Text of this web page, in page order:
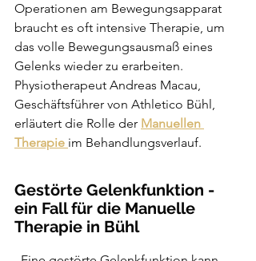
Operationen am Bewegungsapparat
braucht es oft intensive Therapie, um
das volle Bewegungsausmaß eines
Gelenks wieder zu erarbeiten.
Physiotherapeut Andreas Macau,
Geschäftsführer von Athletico Bühl,
erläutert die Rolle der Manuellen
Therapie im Behandlungsverlauf.
Gestörte Gelenkfunktion -
ein Fall für die Manuelle
Therapie in Bühl